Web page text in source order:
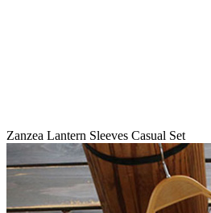
Zanzea Lantern Sleeves Casual Set